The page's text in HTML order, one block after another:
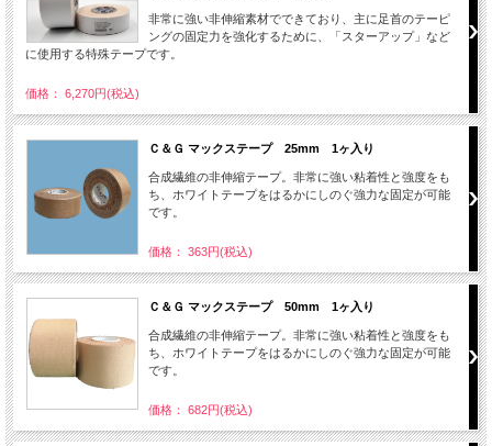
非常に強い非伸縮素材でできており、主に足首のテーピ
ングの固定力を強化するために、「スターアップ」など
に使用する特殊テープです。
価格： 6,270円(税込)
Ｃ＆Ｇ マックステープ 25mm 1ヶ入り
合成繊維の非伸縮テープ。非常に強い粘着性と強度をも
ち、ホワイトテープをはるかにしのぐ強力な固定が可能
です。
価格： 363円(税込)
Ｃ＆Ｇ マックステープ 50mm 1ヶ入り
合成繊維の非伸縮テープ。非常に強い粘着性と強度をも
ち、ホワイトテープをはるかにしのぐ強力な固定が可能
です。
価格： 682円(税込)